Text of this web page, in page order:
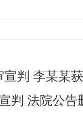
判 李某某
判 法院公告